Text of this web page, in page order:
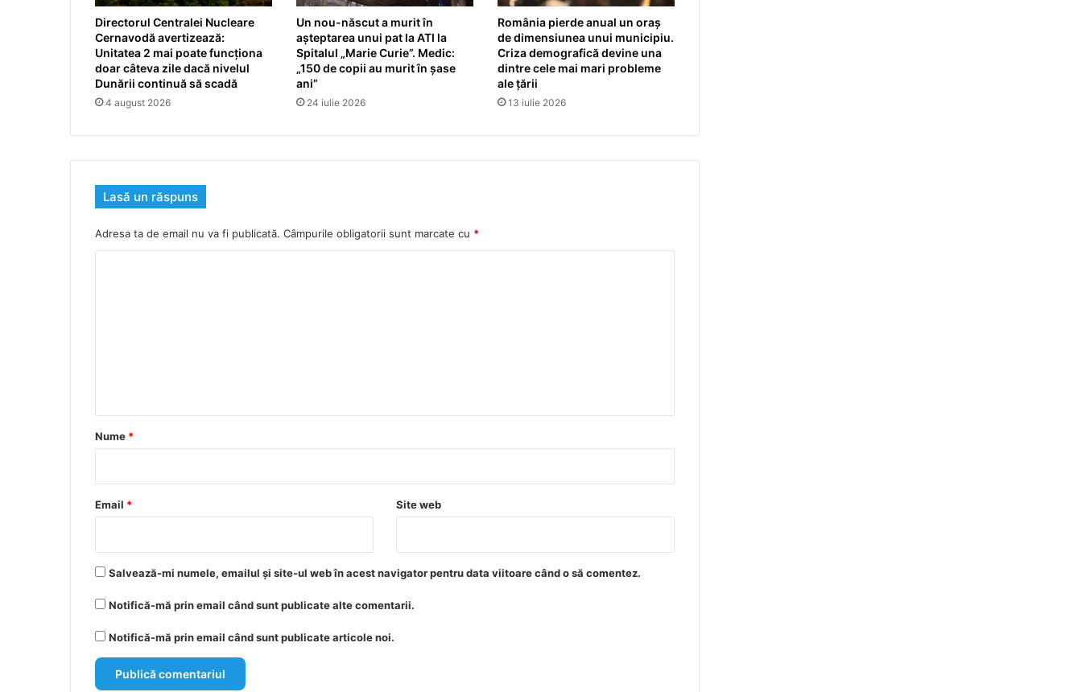
Directorul Centralei Nucleare
Cernavodă avertizează:
Unitatea 2 mai poate funcționa
doar câteva zile dacă nivelul
Dunării continuă să scadă
4 august 2026
Un nou-născut a murit în
așteptarea unui pat la ATI la
Spitalul „Marie Curie”. Medic:
„150 de copii au murit în șase
ani”
24 iulie 2026
România pierde anual un oraș
de dimensiunea unui municipiu.
Criza demografică devine una
dintre cele mai mari probleme
ale țării
13 iulie 2026
Lasă un răspuns
Adresa ta de email nu va fi publicată. Câmpurile obligatorii sunt marcate cu *
r
*
Nume *
Email * Site web
Salvează-mi numele, emailul și site-ul web în acest navigator pentru data viitoare când o să comentez.
Notifică-mă prin email când sunt publicate alte comentarii.
Notifică-mă prin email când sunt publicate articole noi.